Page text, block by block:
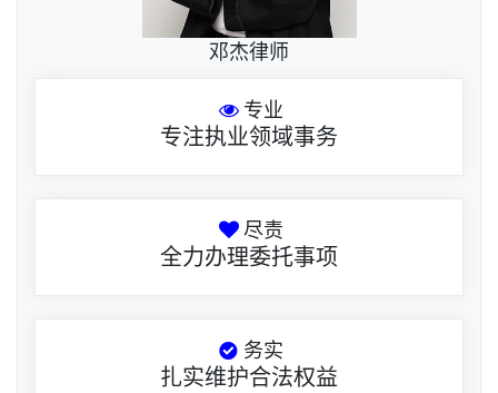
邓杰律师
专业
专注执业领域事务
尽责
全力办理委托事项
务实
扎实维护合法权益